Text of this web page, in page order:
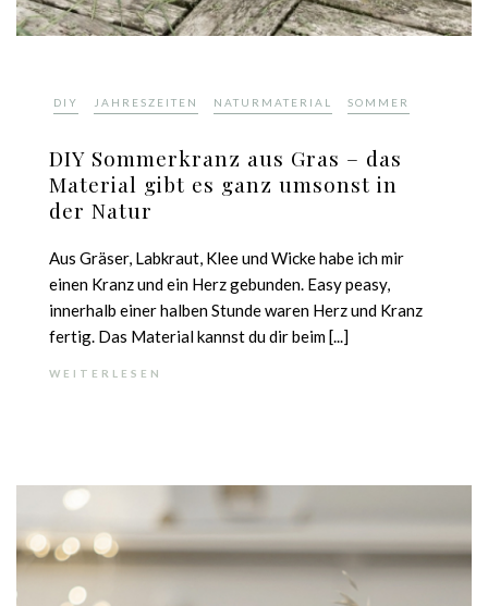
DIY JAHRESZEITEN NATURMATERIAL SOMMER
DIY Sommerkranz aus Gras – das
Material gibt es ganz umsonst in
der Natur
Aus Gräser, Labkraut, Klee und Wicke habe ich mir
einen Kranz und ein Herz gebunden. Easy peasy,
innerhalb einer halben Stunde waren Herz und Kranz
fertig. Das Material kannst du dir beim [...]
WEITERLESEN